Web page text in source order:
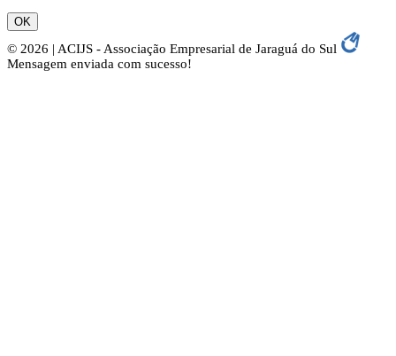
OK
© 2026 | ACIJS - Associação Empresarial de Jaraguá do Sul
Mensagem enviada com sucesso!